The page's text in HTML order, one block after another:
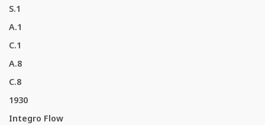
S.1
A.1
C.1
A.8
C.8
1930
Integro Flow